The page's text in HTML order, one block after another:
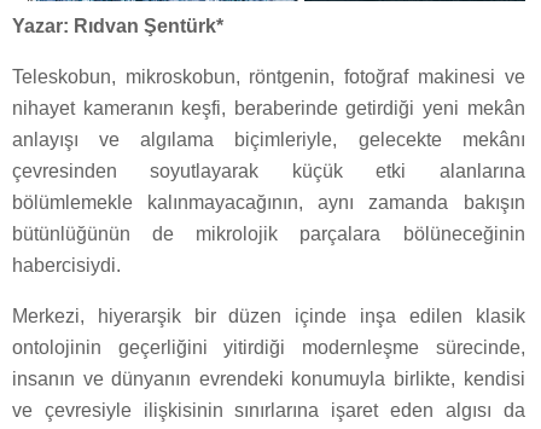
Yazar: Rıdvan Şentürk*
Teleskobun, mikroskobun, röntgenin, fotoğraf makinesi ve
nihayet kameranın keşfi, beraberinde getirdiği yeni mekân
anlayışı ve algılama biçimleriyle, gelecekte mekânı
çevresinden soyutlayarak küçük etki alanlarına
bölümlemekle kalınmayacağının, aynı zamanda bakışın
bütünlüğünün de mikrolojik parçalara bölüneceğinin
habercisiydi.
Merkezi, hiyerarşik bir düzen içinde inşa edilen klasik
ontolojinin geçerliğini yitirdiği modernleşme sürecinde,
insanın ve dünyanın evrendeki konumuyla birlikte, kendisi
ve çevresiyle ilişkisinin sınırlarına işaret eden algısı da